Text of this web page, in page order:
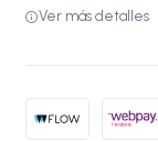
Ver más detalles